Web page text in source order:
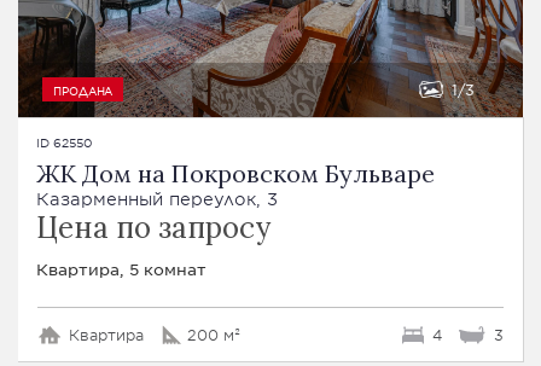
ПРОДАНА 1 3
ID 62550
ЖК Дом на Покровском Бульваре
Казарменный переулок, 3
Цена по запросу
Квартира, 5 комнат
Квартира 200 м² 4 3